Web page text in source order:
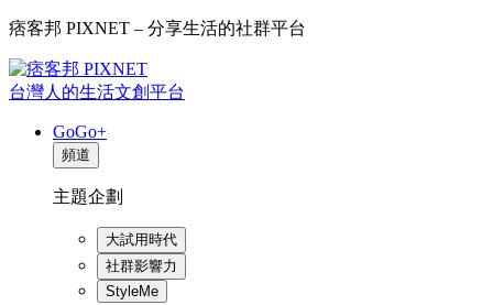
痞客邦 PIXNET – 分享生活的社群平台
台灣人的生活文創平台
GoGo+
頻道
主題企劃
大試用時代
社群影響力
StyleMe